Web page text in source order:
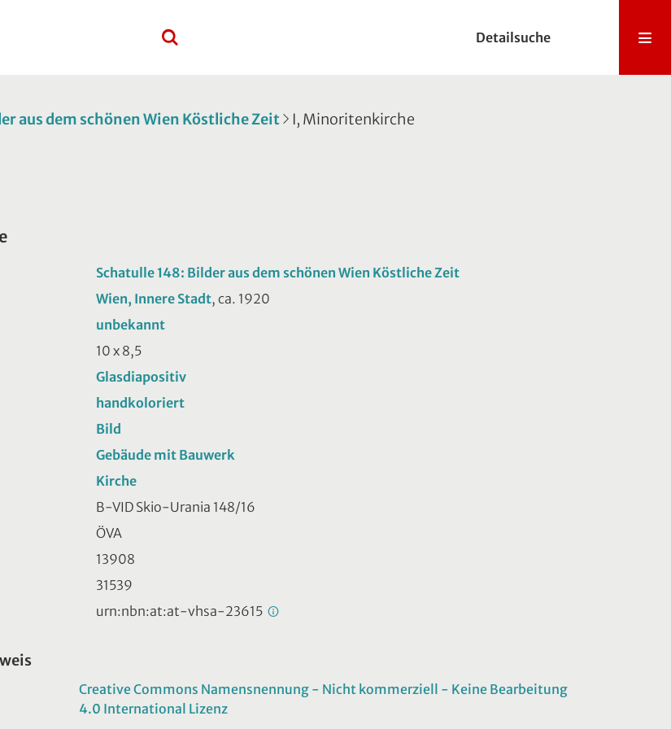
Detailsuche
aus dem schönen Wien Köstliche Zeit I, Minoritenkirche
Schatulle 148: Bilder aus dem schönen Wien Köstliche Zeit
Wien, Innere Stadt, ca. 1920
unbekannt
10 x 8,5
Glasdiapositiv
handkoloriert
Bild
Gebäude mit Bauwerk
Kirche
B-VID Skio-Urania 148/16
ÖVA
13908
31539
urn:nbn:at:at-vhsa-23615
Creative Commons Namensnennung - Nicht kommerziell - Keine Bearbeitung
4.0 International Lizenz